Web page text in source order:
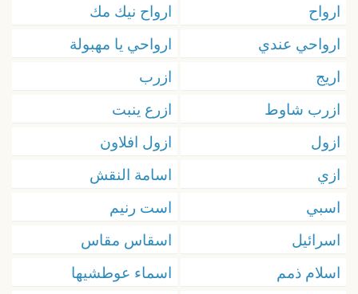
ارواح
ارواح نيك مك
ارواحي عندي
ارواحي يا مهبولة
اريج
ازرب
ازرب شاوط
ازرع ينبت
ازول
ازول افلاون
ازي
اسامة النقش
اسبي
است رنيم
اسرائيل
اسقاس مقاس
اسلام ذمم
اسماء عوطشیها